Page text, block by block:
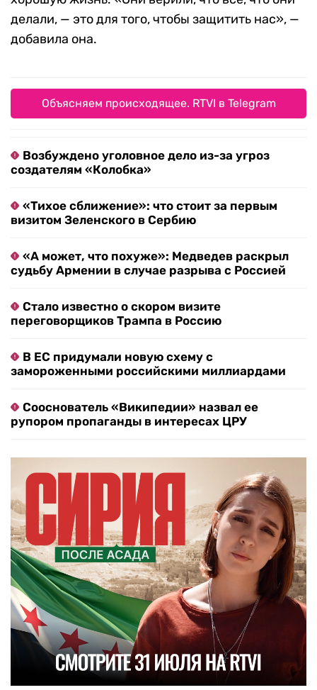
делали, — это для того, чтобы защитить нас», —
добавила она.
Объясняем происходящее. RTVI в Telegram
Возбуждено уголовное дело из-за угроз
создателям «Колобка»
«Тихое сближение»: что стоит за первым
визитом Зеленского в Сербию
«А может, что похуже»: Медведев раскрыл
судьбу Армении в случае разрыва с Россией
Стало известно о скором визите
переговорщиков Трампа в Россию
В ЕС придумали новую схему с
замороженными российскими миллиардами
Сооснователь «Википедии» назвал ее
рупором пропаганды в интересах ЦРУ